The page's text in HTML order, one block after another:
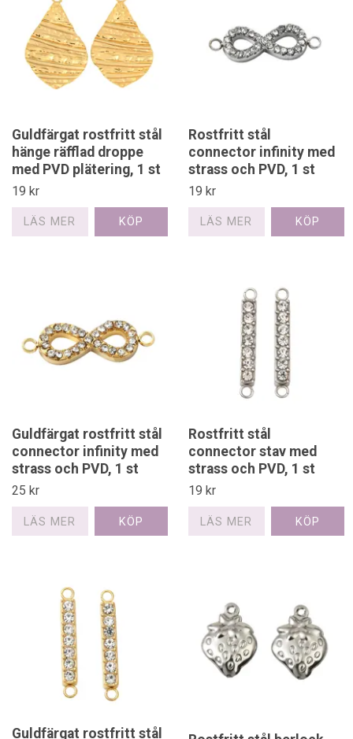
Guldfärgat rostfritt stål
hänge räfflad droppe
med PVD plätering, 1 st
19 kr
LÄS MER
Rostfritt stål
connector infinity med
strass och PVD, 1 st
19 kr
LÄS MER
Guldfärgat rostfritt stål
connector infinity med
strass och PVD, 1 st
25 kr
LÄS MER
Rostfritt stål
connector stav med
strass och PVD, 1 st
19 kr
LÄS MER
Guldfärgat rostfritt stål